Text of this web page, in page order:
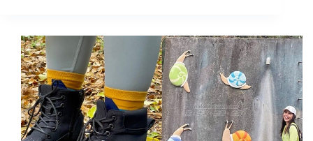
Lotto
義
大
利
CT300
防
潑
水